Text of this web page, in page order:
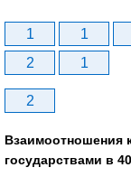
1 1
2
1
2
Взаимоотношения
государствами в